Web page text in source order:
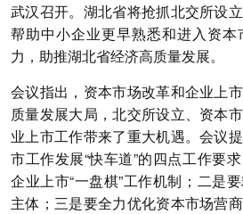
武汉召开。湖北省将抢抓北交所设
帮助中小企业更早熟悉和进入资
力，助推湖北省经济高质量发展。
会议指出，资本市场改革和企业上
质量发展大局，北交所设立、资本
业上市工作带来了重大机遇。会议
市工作发展“快车道”的四点工作要
企业上市“一盘棋”工作机制；二是
主体；三是要全力优化资本市场营